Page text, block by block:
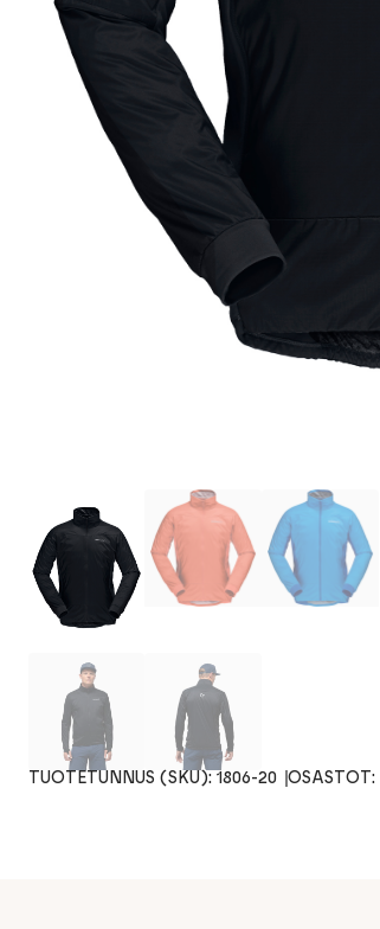
TUOTETUNNUS (SKU): 1806-20 OSASTOT: